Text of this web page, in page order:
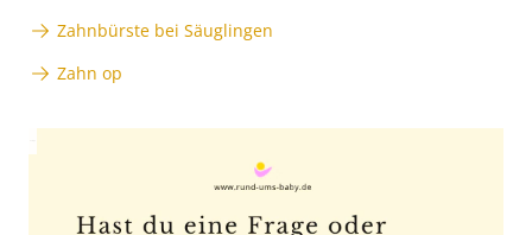
Zahnbürste bei Säuglingen
Zahn op